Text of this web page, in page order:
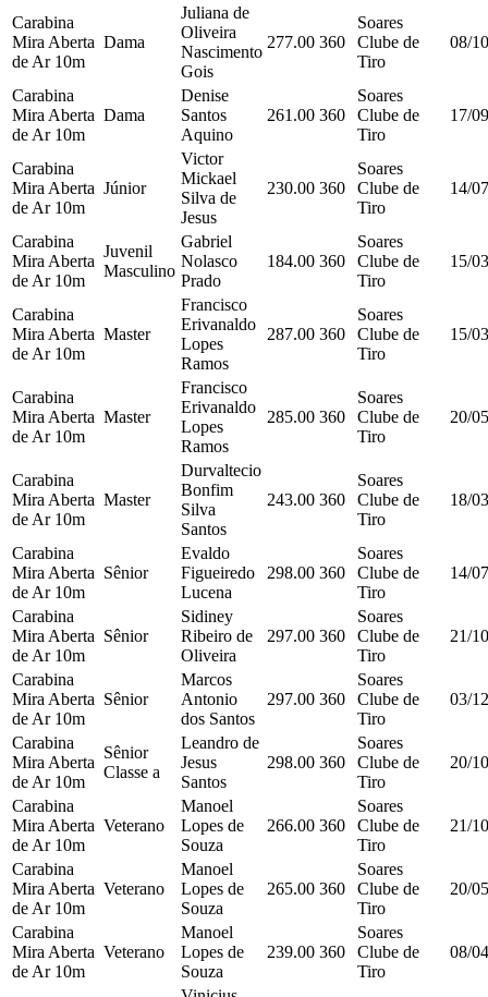
Carabina
Mira Aberta
de Ar 10m
Dama
Juliana de
Oliveira
Nascimento
Gois
277.00 360
Soares
Clube de
Tiro
08/
Carabina
Mira Aberta
de Ar 10m
Dama
Denise
Santos
Aquino
261.00 360
Soares
Clube de
Tiro
17/
Carabina
Mira Aberta
de Ar 10m
Júnior
Victor
Mickael
Silva de
Jesus
230.00 360
Soares
Clube de
Tiro
14/
Carabina
Mira Aberta
de Ar 10m
Juvenil
Masculino
Gabriel
Nolasco
Prado
184.00 360
Soares
Clube de
Tiro
15/
Carabina
Mira Aberta
de Ar 10m
Master
Francisco
Erivanaldo
Lopes
Ramos
287.00 360
Soares
Clube de
Tiro
15/
Carabina
Mira Aberta
de Ar 10m
Master
Francisco
Erivanaldo
Lopes
Ramos
285.00 360
Soares
Clube de
Tiro
20/
Carabina
Mira Aberta
de Ar 10m
Master
Durvaltecio
Bonfim
Silva
Santos
243.00 360
Soares
Clube de
Tiro
18/
Carabina
Mira Aberta
de Ar 10m
Sênior
Evaldo
Figueiredo
Lucena
298.00 360
Soares
Clube de
Tiro
14/
Carabina
Mira Aberta
de Ar 10m
Sênior
Sidiney
Ribeiro de
Oliveira
297.00 360
Soares
Clube de
Tiro
21/
Carabina
Mira Aberta
de Ar 10m
Sênior
Marcos
Antonio
dos Santos
297.00 360
Soares
Clube de
Tiro
03/
Carabina
Mira Aberta
de Ar 10m
Sênior
Classe a
Leandro de
Jesus
Santos
298.00 360
Soares
Clube de
Tiro
20/
Carabina
Mira Aberta
de Ar 10m
Veterano
Manoel
Lopes de
Souza
266.00 360
Soares
Clube de
Tiro
21/
Carabina
Mira Aberta
de Ar 10m
Veterano
Manoel
Lopes de
Souza
265.00 360
Soares
Clube de
Tiro
20/
Carabina
Mira Aberta
de Ar 10m
Veterano
Manoel
Lopes de
Souza
239.00 360
Soares
Clube de
Tiro
08/